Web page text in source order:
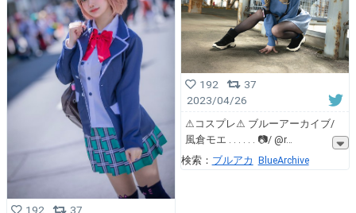
192
37
192
37
2023/04/26
⚠︎コスプレ⚠︎ ブルーアーカイブ/
風倉モエ . . . . . . 📷/ @r
検索： ブルアカ BlueArchive